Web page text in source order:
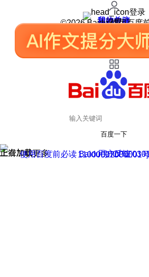
登录
我的关注
我的收藏
皮肤中心
用户反馈
设置
©2026 Baidu 使用百度
百度一下
正在加载
上滑加载更多 用户反馈
使用百度前必读 Baidu 京ICP证
京公网安备11000002000001